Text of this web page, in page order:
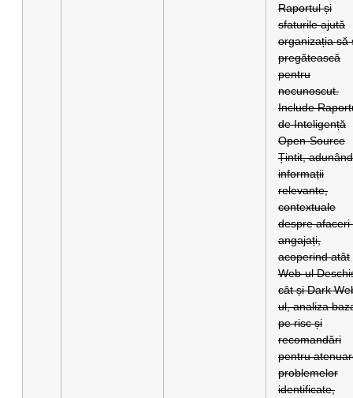
Raportul și
sfaturile ajută
organizația să
pregătească
pentru
necunoscut.
Include
de Inteligență
Open-Source
Țintit, adunând
informații
relevante,
contextuale
despre afaceri
angajați,
acoperind atât
Web-ul
cât și Dark
ul, analiza
pe risc și
recomandări
pentru
problemelor
identificate,